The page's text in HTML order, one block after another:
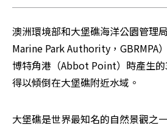
澳洲環境部和大堡礁海洋公園管理
Marine Park Authority，GBRMPA
博特角港（Abbot Point）時產生的
得以傾倒在大堡礁附近水域。
大堡礁是世界最知名的自然景觀之